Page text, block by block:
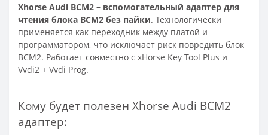
Xhorse Audi BCM2 – вспомогательный адаптер для
чтения блока BCM2 без пайки. Технологически
применяется как переходник между платой и
программатором, что исключает риск повредить блок
BCM2. Работает совместно с xHorse Key Tool Plus и
Vvdi2 + Vvdi Prog.
Кому будет полезен Xhorse Audi BCM2
адаптер: